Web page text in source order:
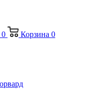
0 Корзина 0